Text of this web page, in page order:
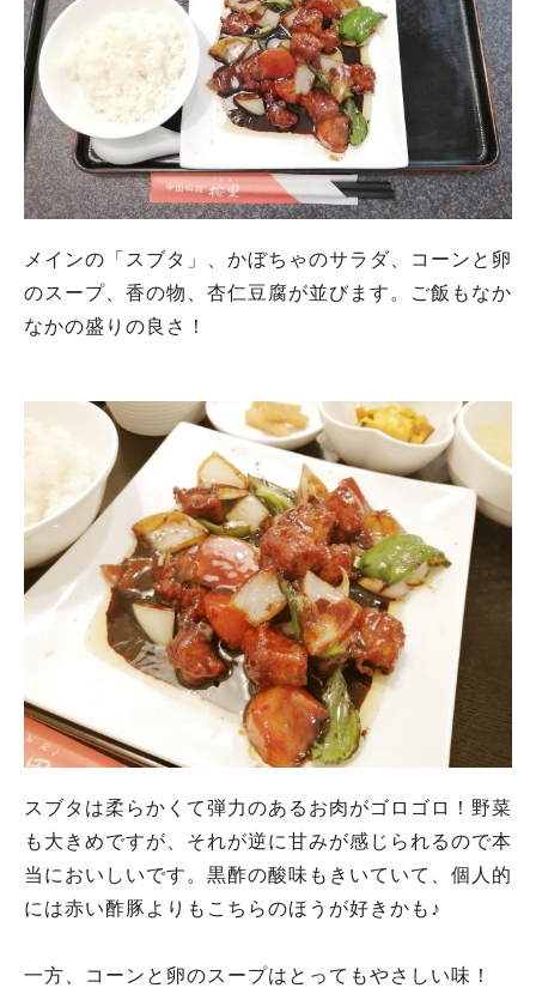
メインの「スブタ」、かぼちゃのサラダ、コーンと卵
のスープ、香の物、杏仁豆腐が並びます。ご飯もなか
なかの盛りの良さ！
スブタは柔らかくて弾力のあるお肉がゴロゴロ！野菜
も大きめですが、それが逆に甘みが感じられるので本
当においしいです。黒酢の酸味もきいていて、個人的
には赤い酢豚よりもこちらのほうが好きかも♪
一方、コーンと卵のスープはとってもやさしい味！